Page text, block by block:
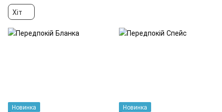
Хіт
Новинка
Новинка